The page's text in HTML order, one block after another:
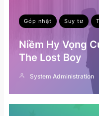
Góp nhặt Suy tư
Niềm Hy Vọng
The Lost Boy
System Administration